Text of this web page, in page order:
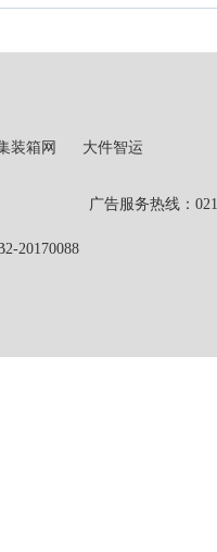
装箱网
大件智运
司 广告服务热线：021-
20170088